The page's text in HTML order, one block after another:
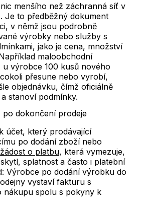
menšího než záchranná síť v
Je to předběžný dokument
v němž jsou podrobně
výrobky nebo služby s
jako je cena, množství
maloobchodní
u výrobce 100 kusů nového
přesune nebo vyrobí,
objednávku, čímž oficiálně
stanoví podmínky.
po dokončení prodeje
účet, který prodávající
po dodání zboží nebo
o platbu, která vymezuje,
splatnost a často i platební
Výrobce po dodání výrobku do
vystaví fakturu s
nákupu spolu s pokyny k